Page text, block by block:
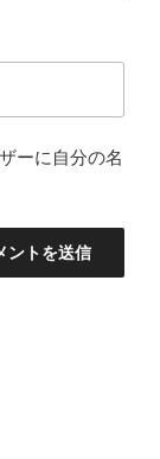
ーに自分の名